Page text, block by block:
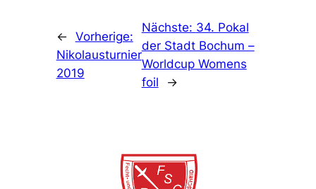
← Vorherige:
Nikolausturnier
2019
Nächste: 34. Pokal
der Stadt Bochum –
Worldcup Womens
foil
→